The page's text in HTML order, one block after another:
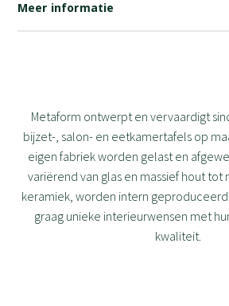
Meer informatie
Metaform ontwerpt en vervaardigt
bijzet-, salon- en eetkamertafels op
eigen fabriek worden gelast en
variërend van glas en massief hout tot
keramiek, worden intern
graag unieke interieurwensen met
kwaliteit.